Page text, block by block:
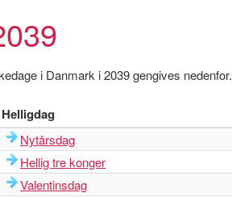
i Danmark i 2039 gengives nedenfor.
Helligdag
Nytårsdag
Hellig tre konger
Valentinsdag